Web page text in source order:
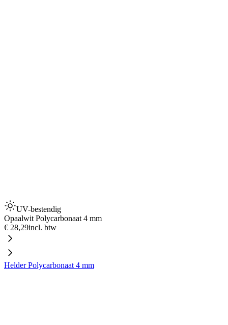
UV-bestendig
Opaalwit Polycarbonaat 4 mm
€ 28,29incl. btw
Helder Polycarbonaat 4 mm